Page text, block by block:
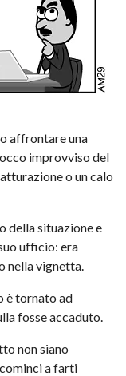
affrontare una
improvviso del
o un calo
della situazione e
ufficio: era
nella vignetta.
è tornato ad
fosse accaduto.
non siano
a farti